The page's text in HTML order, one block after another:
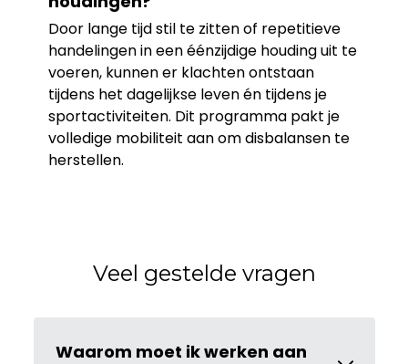
Door lange tijd stil te zitten of repetitieve
handelingen in een éénzijdige houding uit te
voeren, kunnen er klachten ontstaan
tijdens het dagelijkse leven én tijdens je
sportactiviteiten. Dit programma pakt je
volledige mobiliteit aan om disbalansen te
herstellen.
Veel gestelde vragen
Waarom moet ik werken aan